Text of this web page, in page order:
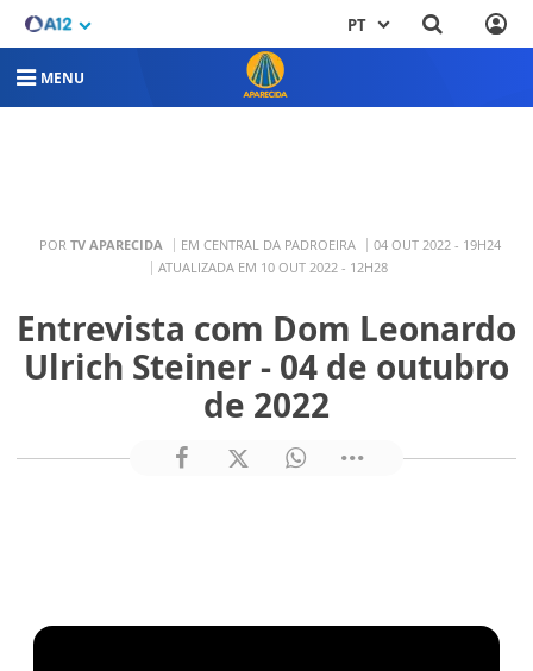
PT
MENU
POR TV APARECIDA EM CENTRAL DA PADROEIRA
04 OUT 2022 - 19H24
ATUALIZADA EM 10 OUT 2022 - 12H28
Entrevista com Dom Leonardo
Ulrich Steiner - 04 de outubro
de 2022